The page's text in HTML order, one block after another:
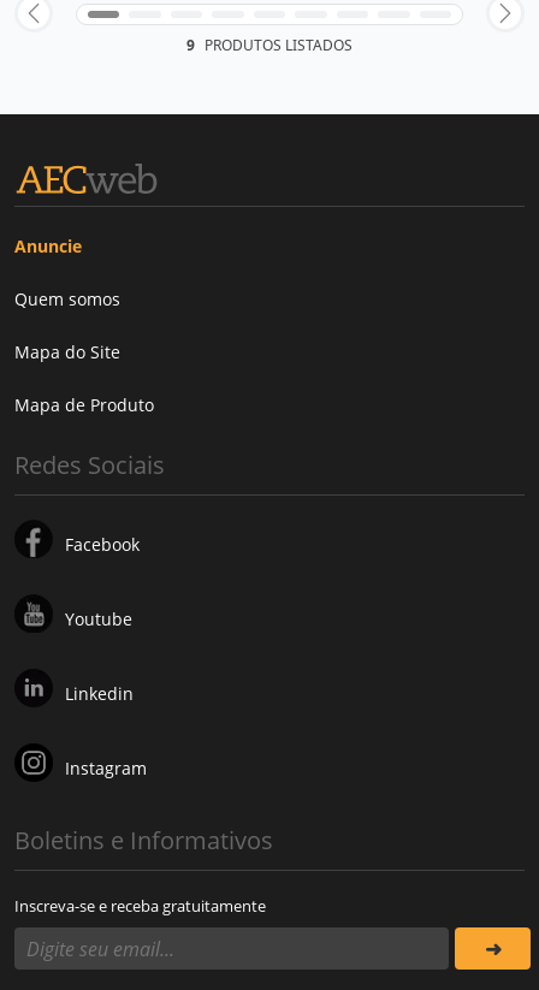
9 PRODUTOS LISTADOS
Anuncie
Quem somos
Mapa do Site
Mapa de Produto
Redes Sociais
Facebook
Youtube
Linkedin
Instagram
Boletins e Informativos
Inscreva-se e receba gratuitamente